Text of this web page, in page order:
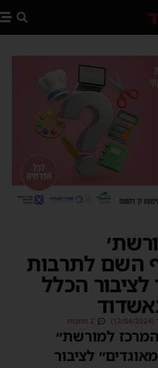
השם לתרבות
הכלל
למורשת״
לציבור